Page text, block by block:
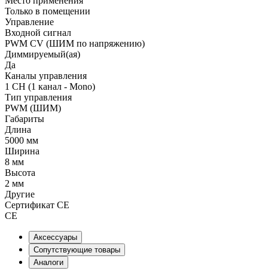
Только в помещении
Управление
Входной сигнал
PWM СV (ШИМ по напряжению)
Диммируемый(ая)
Да
Каналы управления
1 CH (1 канал - Mono)
Тип управления
PWM (ШИМ)
Габариты
Длина
5000 мм
Ширина
8 мм
Высота
2 мм
Другие
Сертификат CE
CE
Аксессуары
Сопутствующие товары
Аналоги